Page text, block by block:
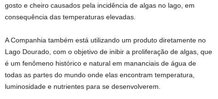
gosto e cheiro causados pela incidência de algas no lago, em
consequência das temperaturas elevadas.
A Companhia também está utilizando um produto diretamente no
Lago Dourado, com o objetivo de inibir a proliferação de algas, que
é um fenômeno histórico e natural em mananciais de água de
todas as partes do mundo onde elas encontram temperatura,
luminosidade e nutrientes para se desenvolverem.